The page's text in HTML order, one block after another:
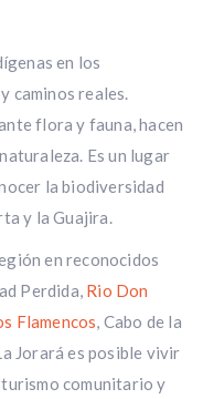
en los
caminos reales.
flora y fauna, hacen
Es un lugar
la biodiversidad
y la Guajira.
en reconocidos
Perdida, Rio Don
Flamencos, Cabo de la
Jorará es posible vivir
comunitario y